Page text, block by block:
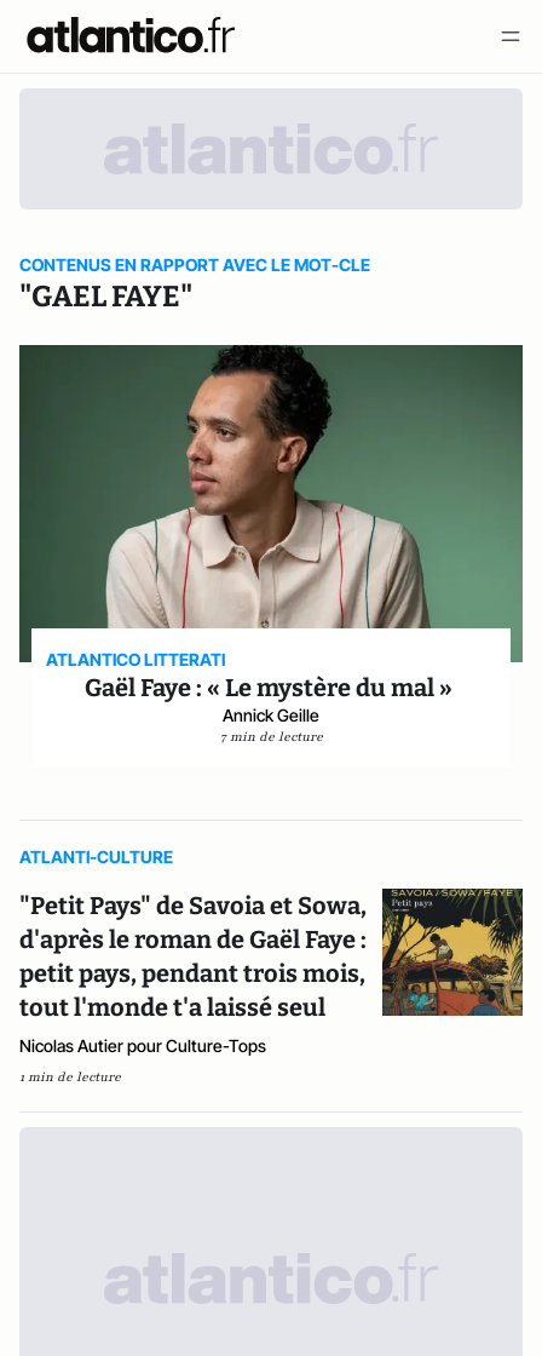
CONTENUS EN RAPPORT AVEC LE MOT-CLE
"GAEL FAYE"
ATLANTICO LITTERATI
Gaël Faye : « Le mystère du mal »
Annick Geille
7 min de lecture
ATLANTI-CULTURE
"Petit Pays" de Savoia et Sowa,
d'après le roman de Gaël Faye :
petit pays, pendant trois mois,
tout l'monde t'a laissé seul
Nicolas Autier pour Culture-Tops
1 min de lecture